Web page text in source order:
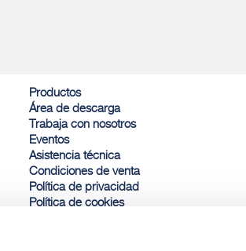
Productos
Área de descarga
Trabaja con nosotros
Eventos
Asistencia técnica
Condiciones de venta
Política de privacidad
Política de cookies